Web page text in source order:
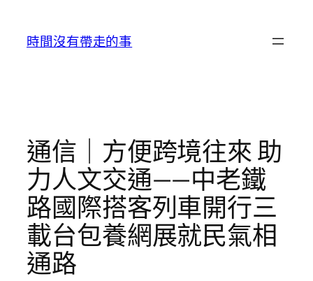
時間沒有帶走的事
通信｜方便跨境往來 助
力人文交通——中老鐵
路國際搭客列車開行三
載台包養網展就民氣相
通路